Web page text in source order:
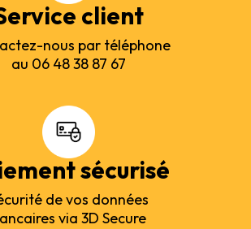
client
nous par téléphone
au 06 48 38 87 67
sécurisé
de vos données
via 3D Secure